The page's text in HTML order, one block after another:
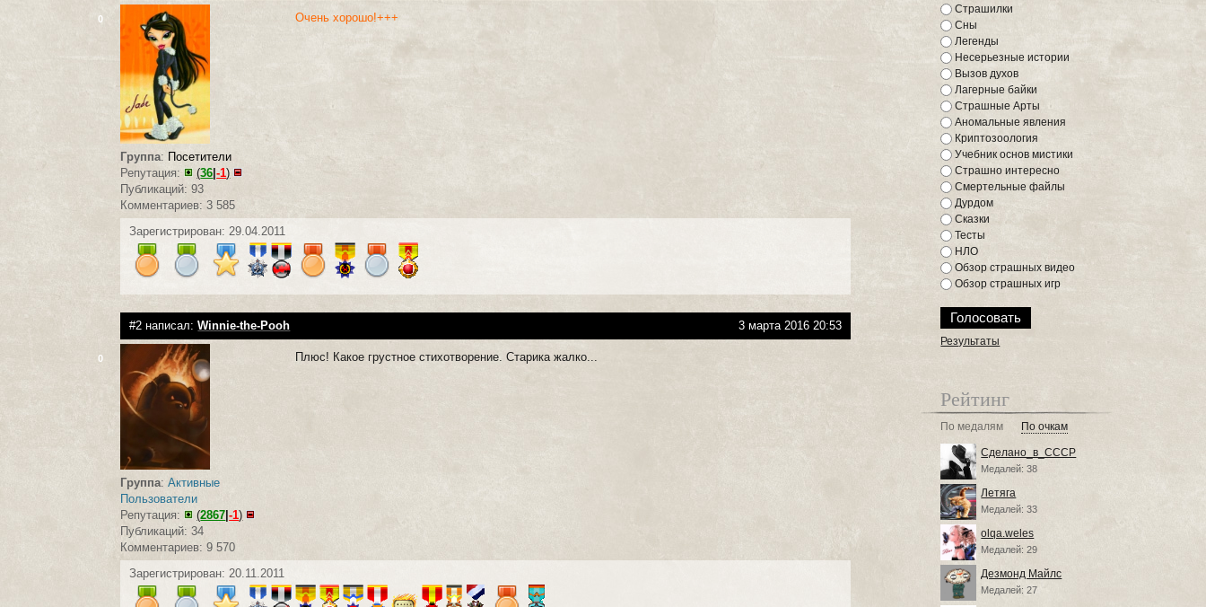
0
Группа: Посетители
Репутация:
(36 |-1)
Публикаций: 93
Комментариев: 3 585
Очень хорошо!+++
Зарегистрирован: 29.04.2011
#2 написал:Winnie-the-Pooh 3 марта 2016 20:53
0
Группа:Активные
Пользователи
Репутация:
(2867 |-1)
Публикаций: 34
Комментариев: 9 570
Плюс! Какое грустное стихотворение. Старика жалко...
Зарегистрирован: 20.11.2011
Страшилки
Сны
Легенды
Несерьезные истории
Вызов духов
Лагерные байки
Страшные Арты
Аномальные явления
Криптозоология
Учебник основ мистики
Страшно интересно
Смертельные файлы
Дурдом
Сказки
Тесты
НЛО
Обзор страшных видео
Обзор страшных игр
Результаты
Рейтинг
По медалям По очкам
Сделано_в_СССР
Медалей: 38
Летяга
Медалей: 33
olqa.weles
Медалей: 29
Дезмонд Майлс
Медалей: 27